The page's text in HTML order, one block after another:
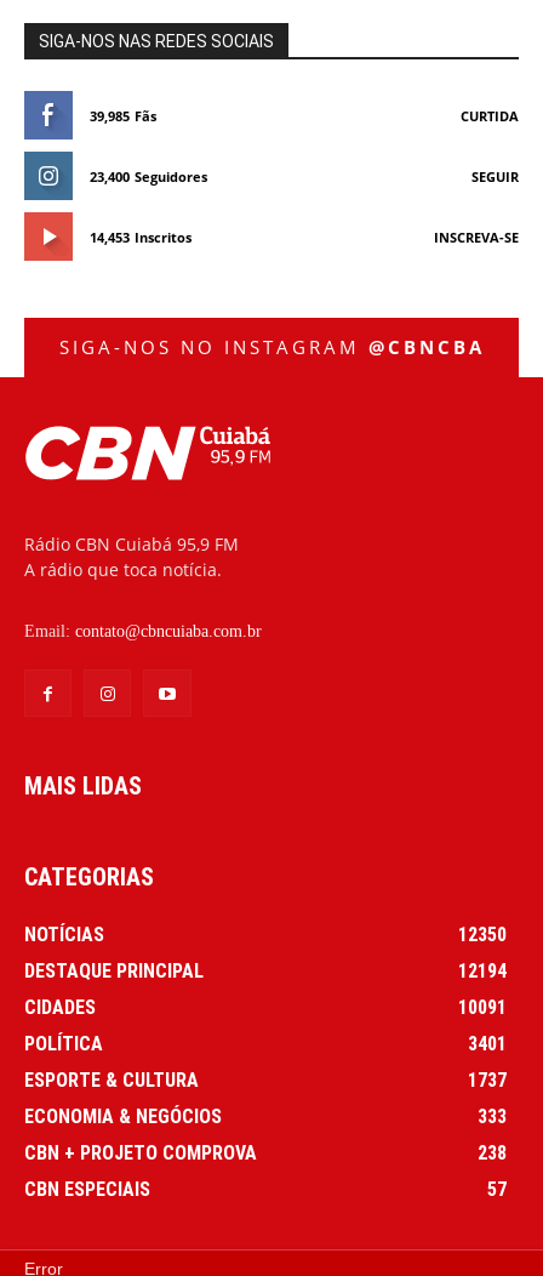
SIGA-NOS NAS REDES SOCIAIS
39,985 Fãs CURTIDA
23,400 Seguidores SEGUIR
14,453 Inscritos INSCREVA-SE
Error
SIGA-NOS NO INSTAGRAM @CBNCBA
Rádio CBN Cuiabá 95,9 FM
A rádio que toca notícia.
Email: contato@cbncuiaba.com.br
MAIS LIDAS
CATEGORIAS
NOTÍCIAS
12350
DESTAQUE PRINCIPAL
12194
CIDADES
10091
POLÍTICA
3401
ESPORTE & CULTURA
1737
ECONOMIA & NEGÓCIOS
333
CBN + PROJETO COMPROVA
238
CBN ESPECIAIS
57